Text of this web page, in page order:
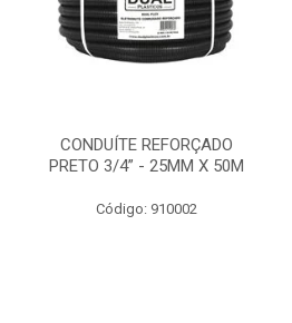
CONDUÍTE REFORÇADO
PRETO 3/4” - 25MM X 50M
Código: 910002